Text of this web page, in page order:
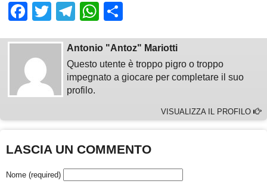
Facebook
TwitterTelegram
WhatsApp
Antonio "Antoz" Mariotti
Questo utente è troppo pigro o troppo
impegnato a giocare per completare il suo
profilo.
VISUALIZZA IL PROFILO
LASCIA UN COMMENTO
Nome (required)